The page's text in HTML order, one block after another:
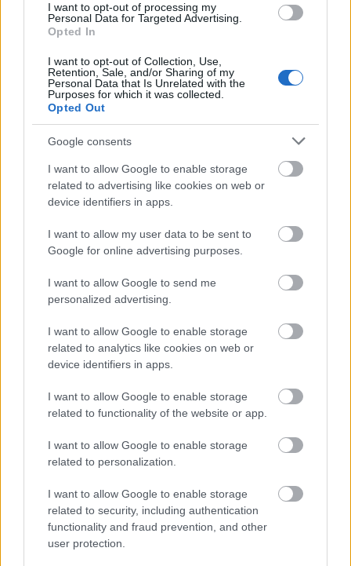
I want to opt-out of processing my
Personal Data for Targeted Advertising.
Opted In
I want to opt-out of Collection, Use,
Retention, Sale, and/or Sharing of my
Personal Data that Is Unrelated with the
Purposes for which it was collected.
Opted Out
Google consents
I want to allow Google to enable storage
related to advertising like cookies on web or
device identifiers in apps.
I want to allow my user data to be sent to
Google for online advertising purposes.
I want to allow Google to send me
personalized advertising.
I want to allow Google to enable storage
related to analytics like cookies on web or
device identifiers in apps.
I want to allow Google to enable storage
related to functionality of the website or app.
I want to allow Google to enable storage
related to personalization.
I want to allow Google to enable storage
related to security, including authentication
functionality and fraud prevention, and other
user protection.
Mi is a bor?
Minden, amit a borról 5 percben
megtanulhatsz
Winelovers•2020. május 06.
A bort misztikusabb italnak tartjuk, mint a sört,
mindig nem tudjuk pontosan, hogy miből áll
pontosan. Bor = víz + alkohol + ....?